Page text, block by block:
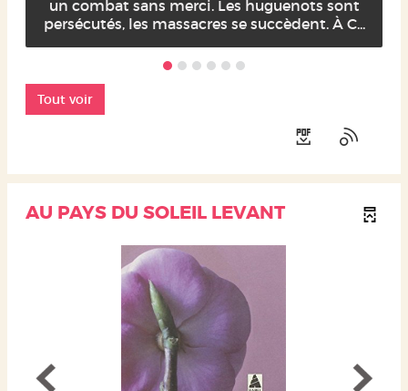
un combat sans merci. Les huguenots sont
persécutés, les massacres se succèdent. À C...
Tout voir
AU PAYS DU SOLEIL LEVANT